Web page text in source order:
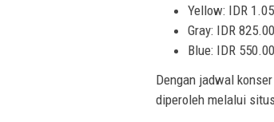
Yellow: IDR
Gray: IDR
Blue: IDR
Dengan jadwal
diperoleh melalui